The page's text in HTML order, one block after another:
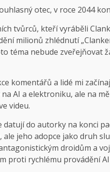
otec, v roce 2044
tvůrců, kteří vyráběli
milionů zhlédnutí
téma nebude zveřejňovat
komentářů a lidé mi
AI a elektroniku, ale na
videu.
datují do autorky na konci
ale jeho adopce jako druh
droidům a
proti rychlému provádění